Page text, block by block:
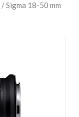
/ Sigma 18-50 mm